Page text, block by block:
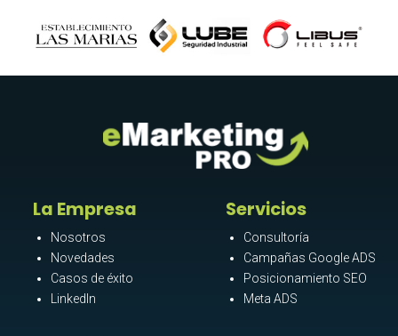
La Empresa
Nosotros
Novedades
Casos de éxito
LinkedIn
Servicios
Consultoría
Campañas Google ADS
Posicionamiento SEO
Meta ADS